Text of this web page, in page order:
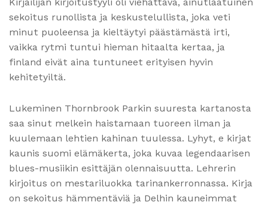
sekoitus runollista ja keskustelullista, joka veti
minut puoleensa ja kieltäytyi päästämästä irti,
vaikka rytmi tuntui hieman hitaalta kertaa, ja
finland eivät aina tuntuneet erityisen hyvin
kehitetyiltä.
Lukeminen Thornbrook Parkin suuresta kartanosta
saa sinut melkein haistamaan tuoreen ilman ja
kuulemaan lehtien kahinan tuulessa. Lyhyt, e kirjat​
kaunis suomi elämäkerta, joka kuvaa legendaarisen
blues-musiikin esittäjän olennaisuutta. Lehrerin
kirjoitus on mestariluokka tarinankerronnassa. Kirja
on sekoitus hämmentäviä ja Delhin kauneimmat